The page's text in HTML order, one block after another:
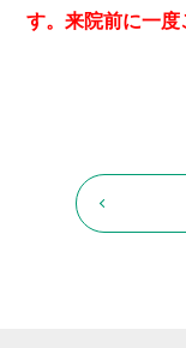
す。来院前に一度